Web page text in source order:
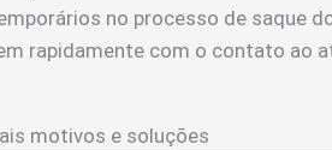
no processo de saque
rapidamente com o contato ao
motivos e soluções